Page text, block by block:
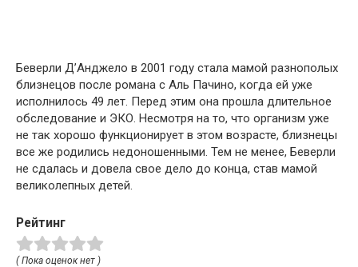
Беверли Д’Анджело в 2001 году стала мамой разнополых
близнецов после романа с Аль Пачино, когда ей уже
исполнилось 49 лет. Перед этим она прошла длительное
обследование и ЭКО. Несмотря на то, что организм уже
не так хорошо функционирует в этом возрасте, близнецы
все же родились недоношенными. Тем не менее, Беверли
не сдалась и довела свое дело до конца, став мамой
великолепных детей.
Рейтинг
( Пока оценок нет )